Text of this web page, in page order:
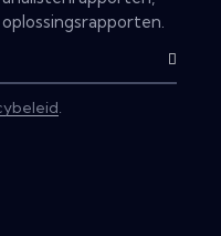
Subscribe
.